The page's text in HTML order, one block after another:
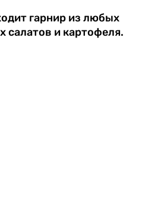
гарнир из любых
салатов и картофеля.